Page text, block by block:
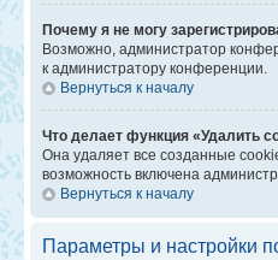
Почему я не могу
Возможно, администратор
к администратору конференции.
Вернуться к началу
Что делает функция «Удалить
Она удаляет все созданные
возможность включена
Вернуться к началу
Параметры и настройки